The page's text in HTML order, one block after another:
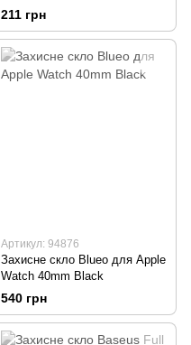
Black
211 грн
Артикул: 94876
Захисне скло Blueo для Apple
Watch 40mm Black
540 грн